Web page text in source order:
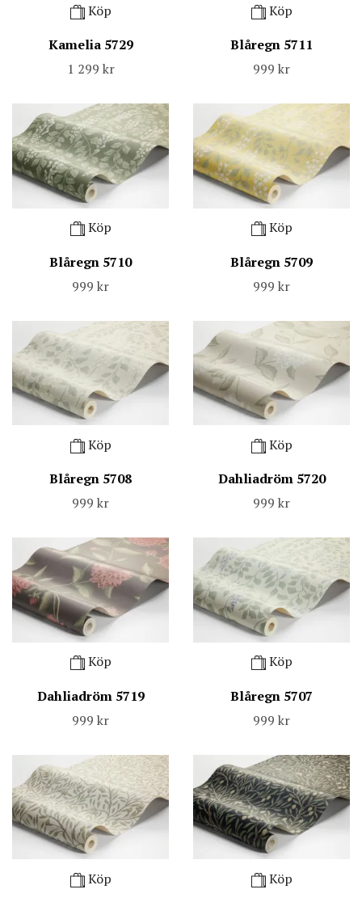
Köp
Kamelia 5729
1 299 kr
Köp
Blåregn 5711
999 kr
Köp
Blåregn 5710
999 kr
Köp
Blåregn 5709
999 kr
Köp
Blåregn 5708
999 kr
Köp
Dahliadröm 5720
999 kr
Köp
Dahliadröm 5719
999 kr
Köp
Blåregn 5707
999 kr
Köp Köp